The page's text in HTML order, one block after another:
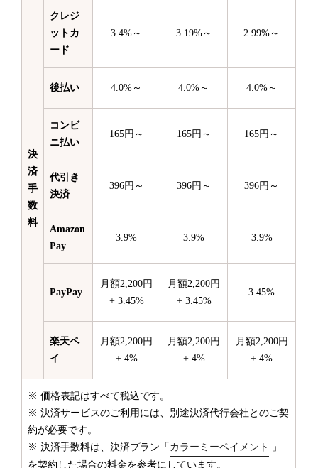
決
済
手
数
料
クレジ
ットカ
ード
3.4%～ 3.19%～ 2.99%～
後払い 4.0%～ 4.0%～ 4.0%～
コンビ
ニ払い
165円～ 165円～ 165円～
代引き
決済
396円～ 396円～ 396円～
Amazon
Pay
3.9% 3.9% 3.9%
PayPay
月額2,200円
+ 3.45%
月額2,200円
+ 3.45%
3.45%
楽天ペ
イ
月額2,200円
+ 4%
月額2,200円
+ 4%
月額2,200円
+ 4%
※ 価格表記はすべて税込です。
※ 決済サービスのご利用には、別途決済代行会社とのご契
約が必要です。
※ 決済手数料は、決済プラン「 カラーミーペイメント
」
を契約した場合の料金を参考にしています。